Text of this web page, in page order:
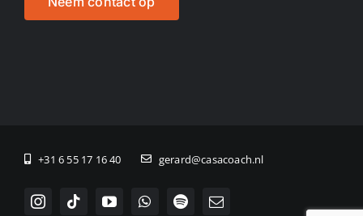
+31 6 55 17 16 40 gerard@casacoach.nl